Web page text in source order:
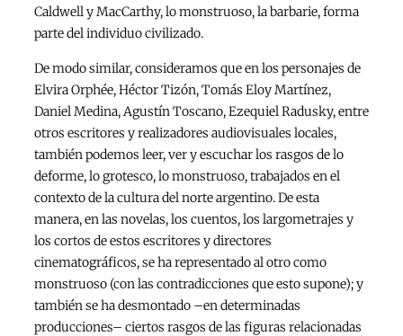
Caldwell y MacCarthy, lo monstruoso, la barbarie, forma
parte del individuo civilizado.
De modo similar, consideramos que en los personajes de
Elvira Orphée, Héctor Tizón, Tomás Eloy Martínez,
Daniel Medina, Agustín Toscano, Ezequiel Radusky, entre
otros escritores y realizadores audiovisuales locales,
también podemos leer, ver y escuchar los rasgos de lo
deforme, lo grotesco, lo monstruoso, trabajados en el
contexto de la cultura del norte argentino. De esta
manera, en las novelas, los cuentos, los largometrajes y
los cortos de estos escritores y directores
cinematográficos, se ha representado al otro como
monstruoso (con las contradicciones que esto supone); y
también se ha desmontado –en determinadas
producciones– ciertos rasgos de las figuras relacionadas